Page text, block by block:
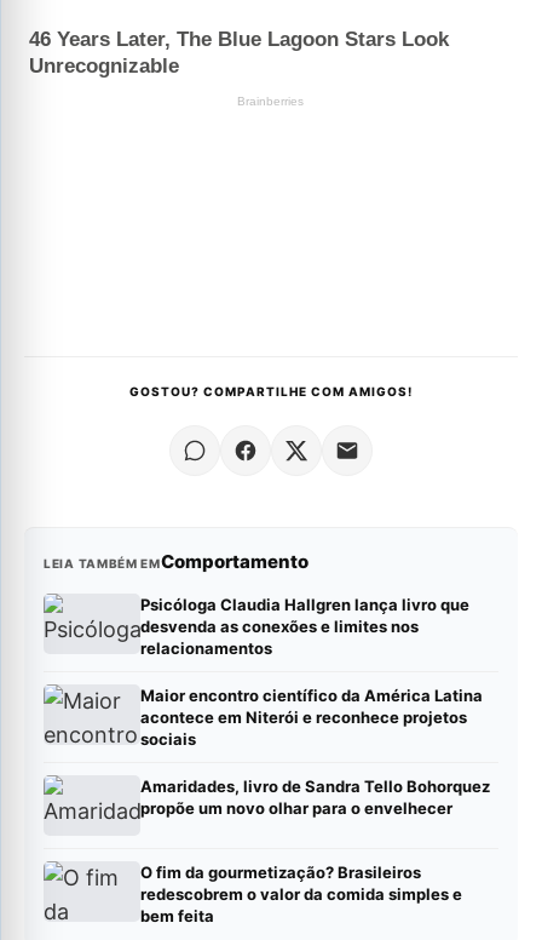
GOSTOU? COMPARTILHE COM AMIGOS!
LEIA TAMBÉM EMComportamento
Psicóloga Claudia Hallgren lança livro que
desvenda as conexões e limites nos
relacionamentos
Maior encontro científico da América Latina
acontece em Niterói e reconhece projetos
sociais
Amaridades, livro de Sandra Tello Bohorquez
propõe um novo olhar para o envelhecer
O fim da gourmetização? Brasileiros
redescobrem o valor da comida simples e
bem feita